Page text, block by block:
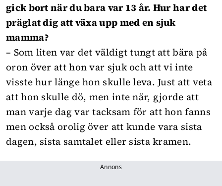
gick bort när du bara var 13 år. Hur har det
präglat dig att växa upp med en sjuk
mamma?
– Som liten var det väldigt tungt att bära på
oron över att hon var sjuk och att vi inte
visste hur länge hon skulle leva. Just att veta
att hon skulle dö, men inte när, gjorde att
man varje dag var tacksam för att hon fanns
men också orolig över att kunde vara sista
dagen, sista samtalet eller sista kramen.
Annons